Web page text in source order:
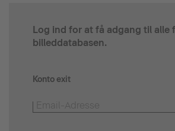
Log ind for at få adgang til alle
billeddatabasen.
Konto exit